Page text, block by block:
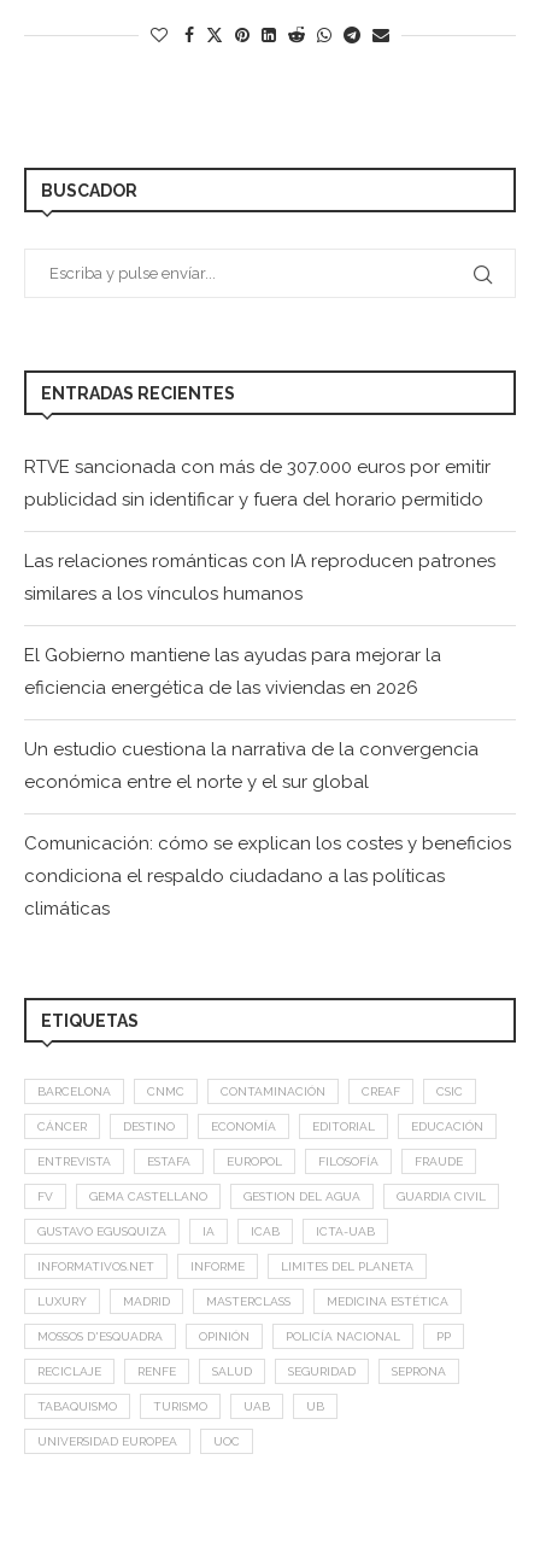
BUSCADOR
ENTRADAS RECIENTES
RTVE sancionada con más de 307.000 euros por emitir
publicidad sin identificar y fuera del horario permitido
Las relaciones románticas con IA reproducen patrones
similares a los vínculos humanos
El Gobierno mantiene las ayudas para mejorar la
eficiencia energética de las viviendas en 2026
Un estudio cuestiona la narrativa de la convergencia
económica entre el norte y el sur global
Comunicación: cómo se explican los costes y beneficios
condiciona el respaldo ciudadano a las políticas
climáticas
ETIQUETAS
BARCELONA CNMC CONTAMINACIÓN CREAF CSIC
CÁNCER DESTINO ECONOMÍA EDITORIAL EDUCACIÓN
ENTREVISTA ESTAFA EUROPOL FILOSOFÍA FRAUDE
FV GEMA CASTELLANO GESTION DEL AGUA GUARDIA CIVIL
GUSTAVO EGUSQUIZA IA ICAB ICTA-UAB
INFORMATIVOS.NET INFORME LIMITES DEL PLANETA
LUXURY MADRID MASTERCLASS MEDICINA ESTÉTICA
MOSSOS D'ESQUADRA OPINIÓN POLICÍA NACIONAL PP
RECICLAJE RENFE SALUD SEGURIDAD SEPRONA
TABAQUISMO TURISMO UAB UB
UNIVERSIDAD EUROPEA UOC